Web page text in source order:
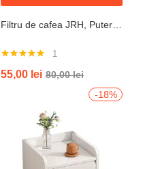
5.00din 5
1
55,00 lei 80,00lei
-18%